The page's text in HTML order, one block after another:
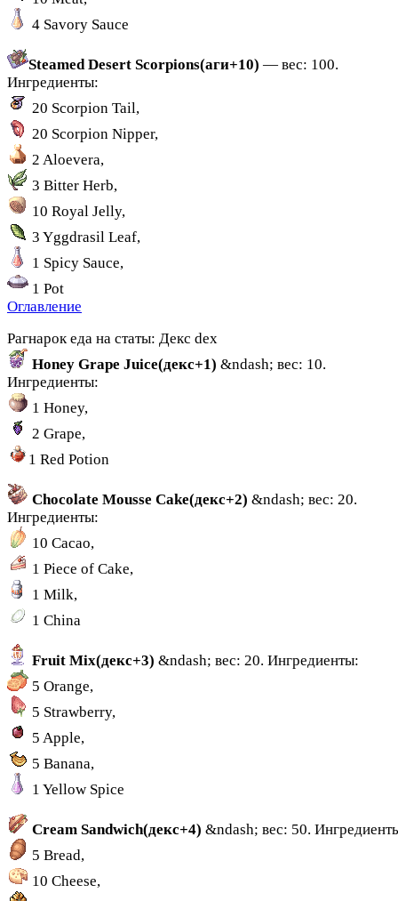
4 Savory Sauce
Steamed Desert Scorpions(аги+10) — вес: 100.
Ингредиенты:
20 Scorpion Tail,
20 Scorpion Nipper,
2 Aloevera,
3 Bitter Herb,
10 Royal Jelly,
3 Yggdrasil Leaf,
1 Spicy Sauce,
1 Pot
Оглавление
Рагнарок еда на статы: Декс dex
Honey Grape Juice(декс+1) &ndash; вес: 10.
Ингредиенты:
1 Honey,
2 Grape,
1 Red Potion
Chocolate Mousse Cake(декс+2) &ndash; вес: 20.
Ингредиенты:
10 Cacao,
1 Piece of Cake,
1 Milk,
1 China
Fruit Mix(декс+3) &ndash; вес: 20. Ингредиенты:
5 Orange,
5 Strawberry,
5 Apple,
5 Banana,
1 Yellow Spice
Cream Sandwich(декс+4) &ndash; вес: 50.
5 Bread,
10 Cheese,